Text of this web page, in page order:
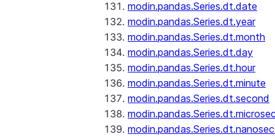
modin.pandas.Series.dt.date
modin.pandas.Series.dt.year
modin.pandas.Series.dt.month
modin.pandas.Series.dt.day
modin.pandas.Series.dt.hour
modin.pandas.Series.dt.minute
modin.pandas.Series.dt.second